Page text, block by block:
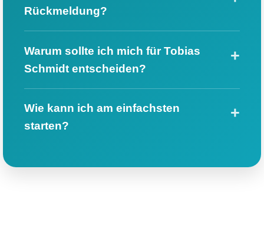
Rückmeldung?
Warum sollte ich mich für Tobias
Schmidt entscheiden?
Wie kann ich am einfachsten
starten?